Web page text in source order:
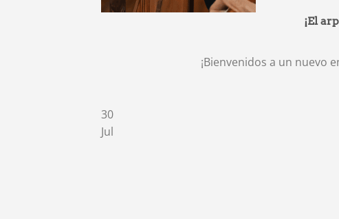
¡El
¡Bienvenidos a un nuevo
30
Jul